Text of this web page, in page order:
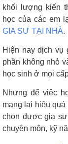
khối lượng kiến
học của các em
GIA SƯ TẠI NHÀ.
Hiện nay dịch vụ
phần không nhỏ
học sinh ở mọi
Nhưng để việc
mang lại hiệu
chọn được gia
chuyên môn, kỹ